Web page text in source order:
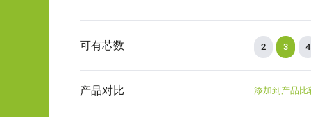
可有芯数 2 3 4
产品对比 添加到产品比